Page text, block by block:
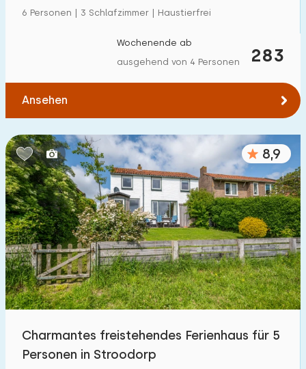
6 Personen | 3 Schlafzimmer | Haustierfrei
283
Wochenende ab
ausgehend von 4 Personen
Ansehen
8,9
Charmantes freistehendes Ferienhaus für 5
Personen in Stroodorp